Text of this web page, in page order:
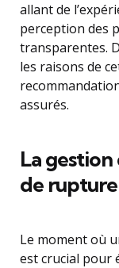
allant de
perception des
transparentes.
les raisons de
assurés.
La gestion
de rupture
Le moment où
est crucial pour